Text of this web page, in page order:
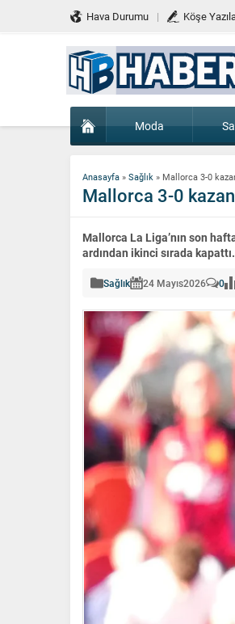
Hava Durumu Köşe
Moda
Anasayfa » Sağlık » Mallorca 3-0
Mallorca 3-0
Mallorca La Liga’nın son
ardından ikinci sırada kapattı.
Sağlık 24 Mayıs2026 0